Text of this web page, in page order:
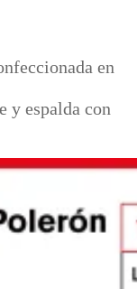
en
y espalda con